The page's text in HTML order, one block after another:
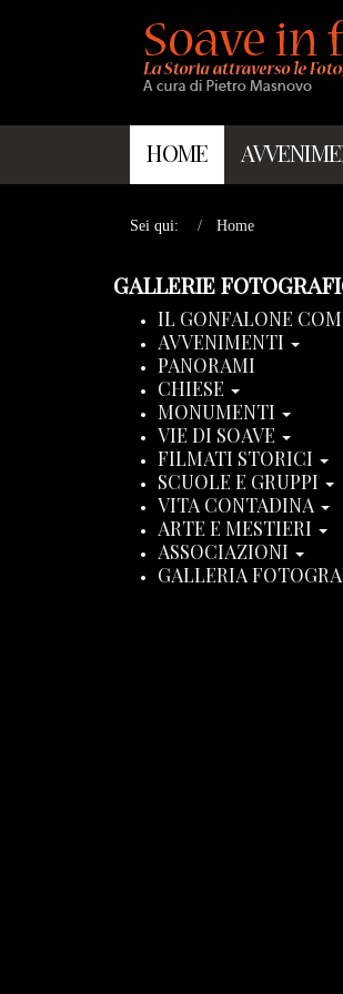
HOME
Sei qui: Home
GALLERIE
IL GONFALONE
AVVENIMENTI
PANORAMI
CHIESE
MONUMENTI
VIE DI SOAVE
FILMATI STORICI
SCUOLE E GRUPPI
VITA CONTADINA
ARTE E MESTIERI
ASSOCIAZIONI
GALLERIA